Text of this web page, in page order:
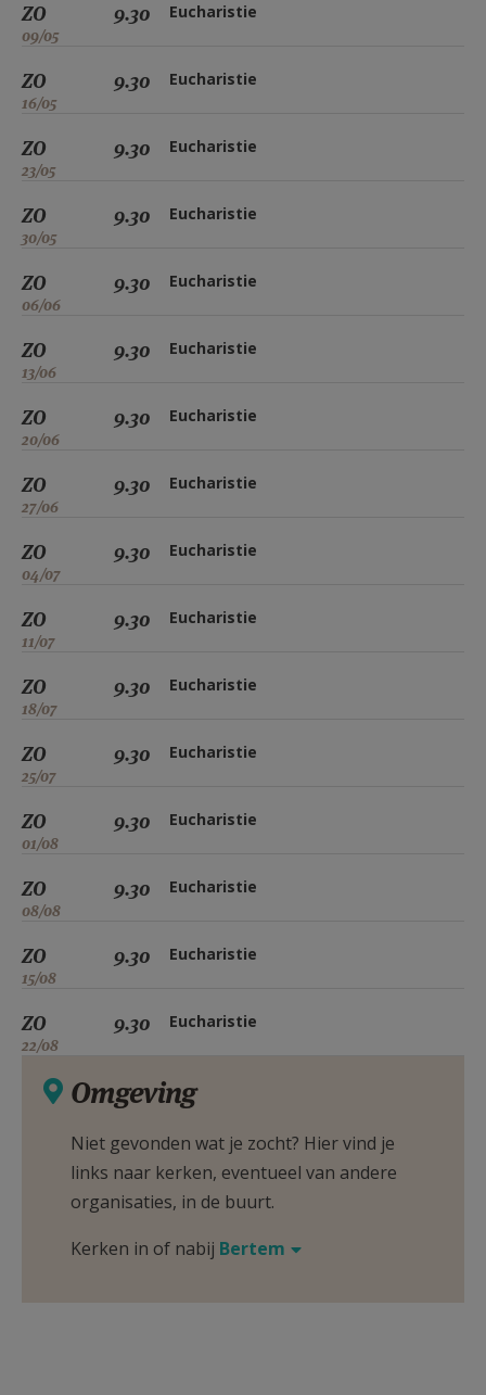
ZO
09/05
9.30 Eucharistie
ZO
16/05
9.30 Eucharistie
ZO
23/05
9.30 Eucharistie
ZO
30/05
9.30 Eucharistie
ZO
06/06
9.30 Eucharistie
ZO
13/06
9.30 Eucharistie
ZO
20/06
9.30 Eucharistie
ZO
27/06
9.30 Eucharistie
ZO
04/07
9.30 Eucharistie
ZO
11/07
9.30 Eucharistie
ZO
18/07
9.30 Eucharistie
ZO
25/07
9.30 Eucharistie
ZO
01/08
9.30 Eucharistie
ZO
08/08
9.30 Eucharistie
ZO
15/08
9.30 Eucharistie
ZO
22/08
9.30 Eucharistie
Omgeving
Niet gevonden wat je zocht? Hier vind je
links naar kerken, eventueel van andere
organisaties, in de buurt.
Kerken in of nabij Bertem